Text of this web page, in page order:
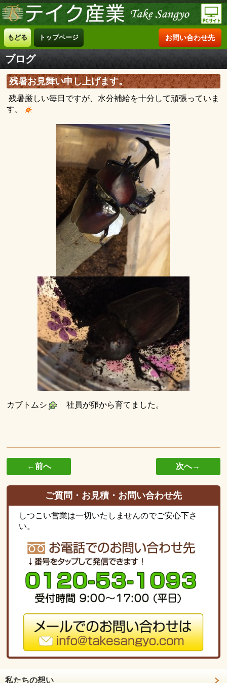
もどる トップページ お問い合わせ先
ブログ
残暑お見舞い申し上げます。
残暑厳しい毎日ですが、水分補給を十分して頑張っていま
す。
カブトムシ 社員が卵から育てました。
←前へ 次へ→
ご質問・お見積・お問い合わせ先
しつこい営業は一切いたしませんのでご安心下さ
い。
私たちの想い